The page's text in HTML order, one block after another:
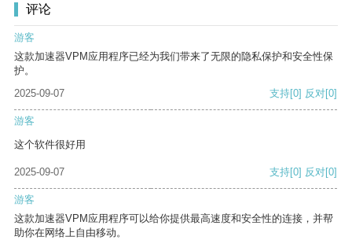
评论
游客
这款加速器VPM应用程序已经为我们带来了无限的隐私保护和安全性保
护。
2025-09-07
支持[0] 反对[0]
游客
这个软件很好用
2025-09-07 支持[0] 反对[0]
游客
这款加速器VPM应用程序可以给你提供最高速度和安全性的连接，并帮
助你在网络上自由移动。